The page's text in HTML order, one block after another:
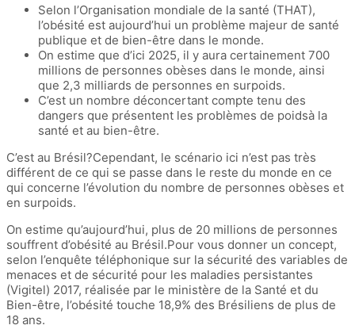
Selon l’Organisation mondiale de la santé (THAT),
l’obésité est aujourd’hui un problème majeur de santé
publique et de bien-être dans le monde.
On estime que d’ici 2025, il y aura certainement 700
millions de personnes obèses dans le monde, ainsi
que 2,3 milliards de personnes en surpoids.
C’est un nombre déconcertant compte tenu des
dangers que présentent les problèmes de poidsà la
santé et au bien-être.
C’est au Brésil?Cependant, le scénario ici n’est pas très
différent de ce qui se passe dans le reste du monde en ce
qui concerne l’évolution du nombre de personnes obèses et
en surpoids.
On estime qu’aujourd’hui, plus de 20 millions de personnes
souffrent d’obésité au Brésil.Pour vous donner un concept,
selon l’enquête téléphonique sur la sécurité des variables de
menaces et de sécurité pour les maladies persistantes
(Vigitel) 2017, réalisée par le ministère de la Santé et du
Bien-être, l’obésité touche 18,9% des Brésiliens de plus de
18 ans.